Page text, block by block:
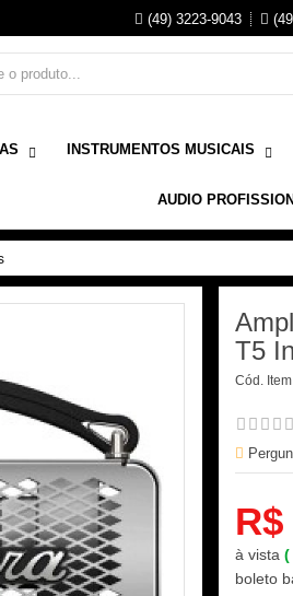
(49) 3223-9043
INSTRUMENTOS MUSICAIS
AUDIO
T5
Cód. Item
à vista (
boleto